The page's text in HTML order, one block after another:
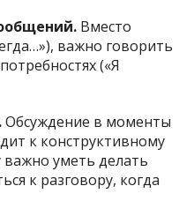
Вместо
важно говорить
(«Я
Обсуждение в моменты
к конструктивному
уметь делать
к разговору, когда